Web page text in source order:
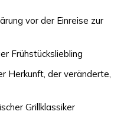
vor der Einreise zur
Frühstücksliebling
Herkunft, der veränderte,
Grillklassiker